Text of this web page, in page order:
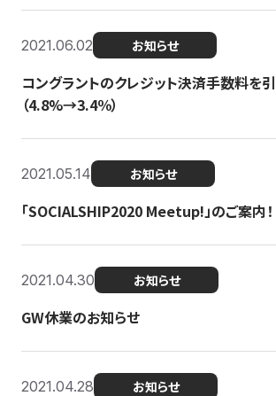
2021.06.02 お知らせ
コングラントのクレジット決済手数料を引
（4.8%→3.4％）
2021.05.14 お知らせ
「SOCIALSHIP2020 Meetup!」のご案内！
2021.04.30 お知らせ
GW休業のお知らせ
2021.04.28 お知らせ